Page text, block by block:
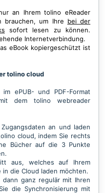
an Ihrem tolino eReader
brauchen, um Ihre bei der
sofort lesen zu können.
Internetverbindung.
eBook kopiergeschützt ist
tolino cloud
ePUB- und PDF-Format
dem tolino webreader
an und laden
cloud, indem Sie rechts
Bücher auf die 3 Punkte
aus, welches auf Ihrem
in die Cloud laden möchten.
ganz regulär mit Ihren
die Synchronisierung mit